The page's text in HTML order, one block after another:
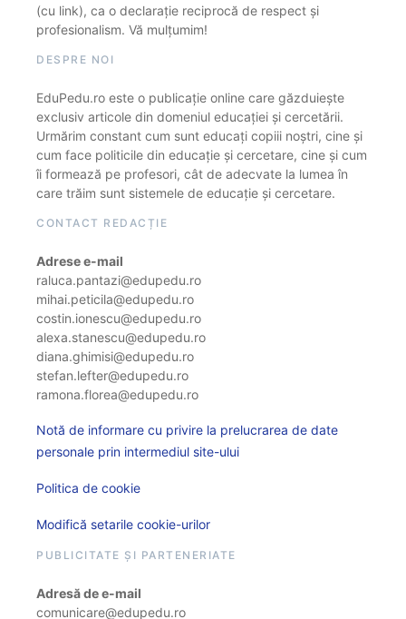
(cu link), ca o declarație reciprocă de respect și
profesionalism. Vă mulțumim!
DESPRE NOI
EduPedu.ro este o publicație online care găzduiește
exclusiv articole din domeniul educației și cercetării.
Urmărim constant cum sunt educați copiii noștri, cine și
cum face politicile din educație și cercetare, cine și cum
îi formează pe profesori, cât de adecvate la lumea în
care trăim sunt sistemele de educație și cercetare.
CONTACT REDACȚIE
Adrese e-mail
raluca.pantazi@edupedu.ro
mihai.peticila@edupedu.ro
costin.ionescu@edupedu.ro
alexa.stanescu@edupedu.ro
diana.ghimisi@edupedu.ro
stefan.lefter@edupedu.ro
ramona.florea@edupedu.ro
Notă de informare cu privire la prelucrarea de date
personale prin intermediul site-ului
Politica de cookie
Modifică setarile cookie-urilor
PUBLICITATE ȘI PARTENERIATE
Adresă de e-mail
comunicare@edupedu.ro